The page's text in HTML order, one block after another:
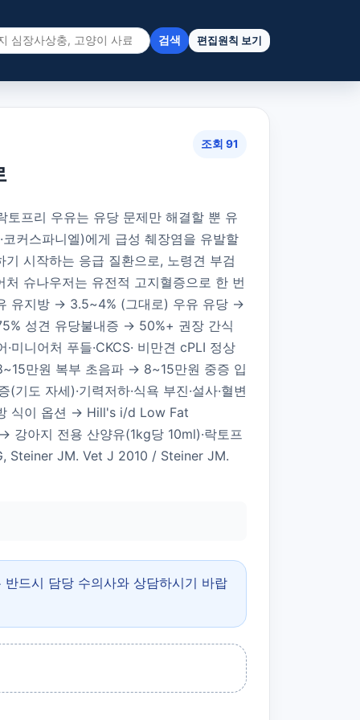
검색 편집원칙 보기
조회 91
토프리 우유는 유당 문제만 해결할 뿐 유
커스파니엘)에게 급성 췌장염을 유발할
시작하는 응급 질환으로, 노령견 부검
슈나우저는 유전적 고지혈증으로 한 번
유지방 → 3.5~4% (그대로) 우유 유당 →
성견 유당불내증 → 50%+ 권장 간식
니어처 푸들·CKCS· 비만견 cPLI 정상
만원 복부 초음파 → 8~15만원 중증 입
자세)·기력저하·식욕 부진·설사·혈변
방 식이 옵션 → Hill's i/d Low Fat
강아지 전용 산양유(1kg당 10ml)·락토프
Steiner JM. Vet J 2010 / Steiner JM.
드시 담당 수의사와 상담하시기 바랍